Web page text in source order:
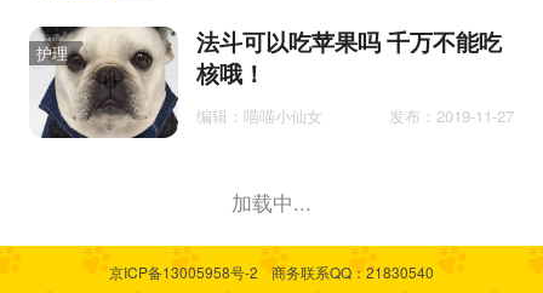
护理
法斗可以吃苹果吗 千万不能吃
核哦！
编辑：喵喵小仙女 发布：2019-11-27
加载中...
京ICP备13005958号-2 商务联系QQ：21830540